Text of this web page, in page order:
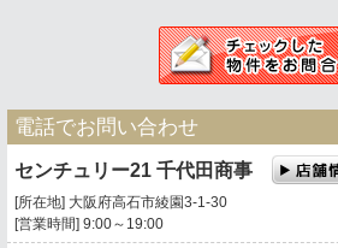
電話でお問い合わせ
センチュリー21 千代田商事
[所在地] 大阪府高石市綾園3-1-30
[営業時間] 9:00～19:00